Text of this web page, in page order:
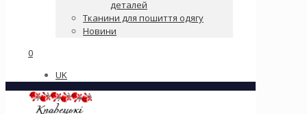
деталей
Тканини для пошиття одягу
Новини
0
UK